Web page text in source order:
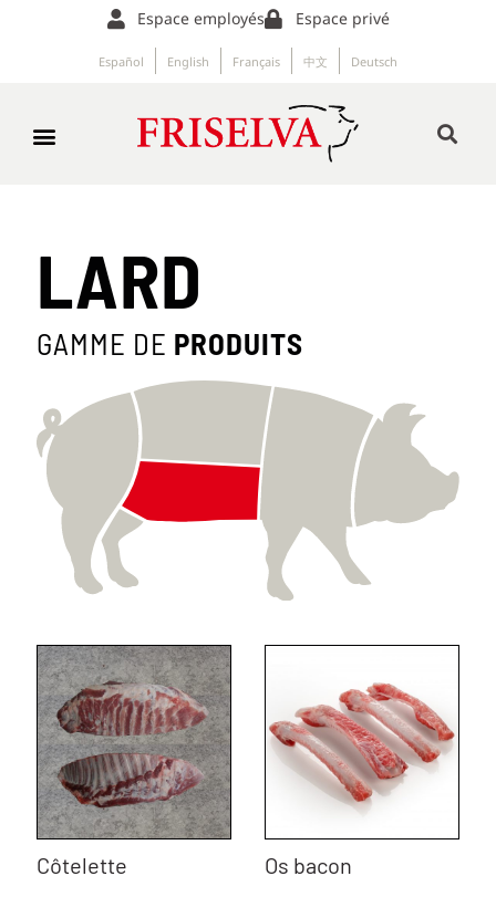
Espace employés Espace privé
Español English Français 中文 Deutsch
LARD
GAMME DE PRODUITS
Côtelette Os bacon